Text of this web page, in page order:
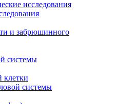
исследования
и забрюшинного
системы
клетки
системы